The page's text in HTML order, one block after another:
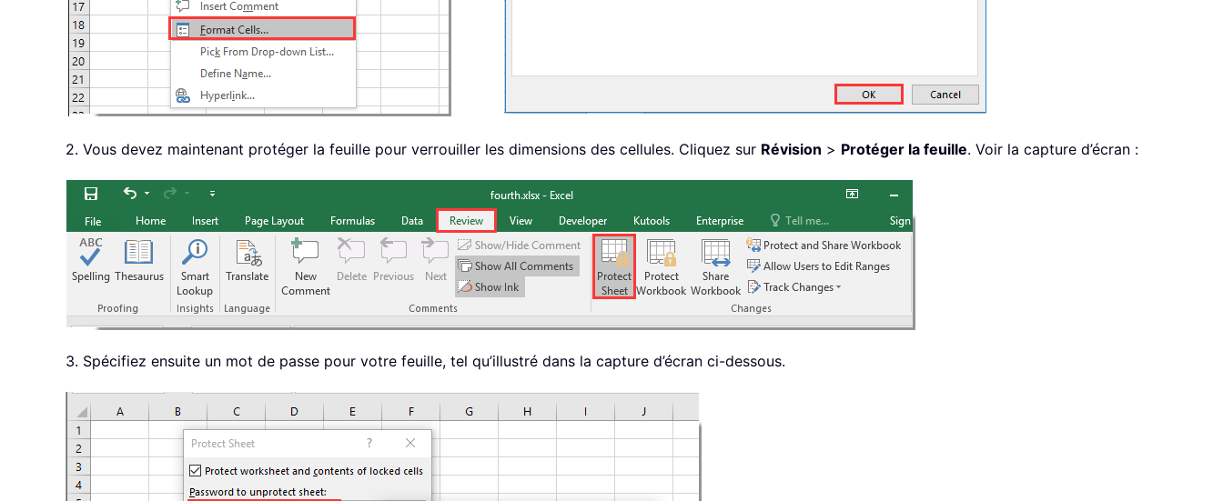
2. Vous devez maintenant protéger la feuille pour verrouiller les dimensions des cellules. Cliquez sur Révision > Protéger la feuille. Voir la capture d’écran :
3. Spécifiez ensuite un mot de passe pour votre feuille, tel qu’illustré dans la capture d’écran ci-dessous.